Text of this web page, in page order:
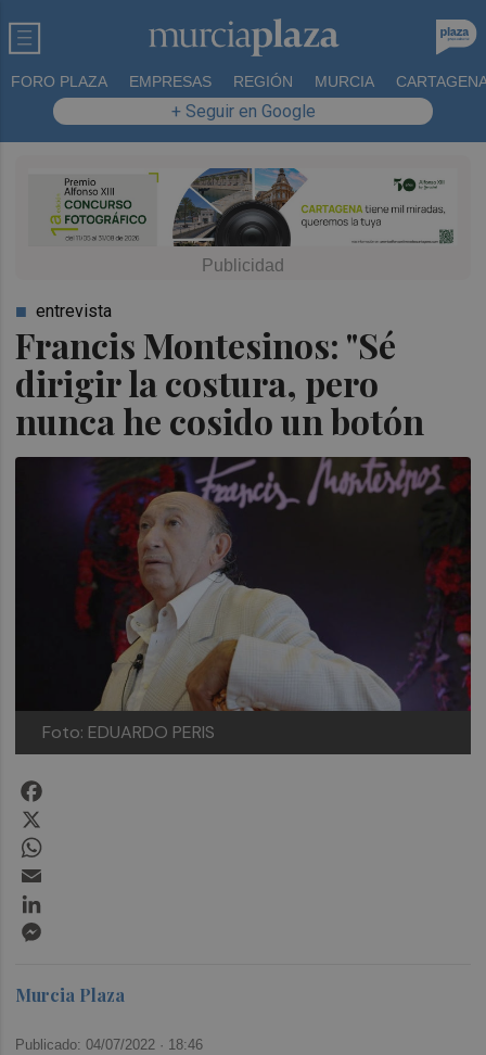
FORO PLAZA EMPRESAS REGIÓN MURCIA
+ Seguir en Google
Francis Montesinos: "Sé
dirigir la costura, pero
nunca he cosido un botón
entrevista
Foto: EDUARDO PERIS
Murcia Plaza
Publicado: 04/07/2022 · 18:46